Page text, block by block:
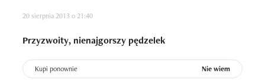
20 sierpnia 2013 o 21:40
Przyzwoity, nienajgorszy pędzelek
Kupi ponownie Nie wiem